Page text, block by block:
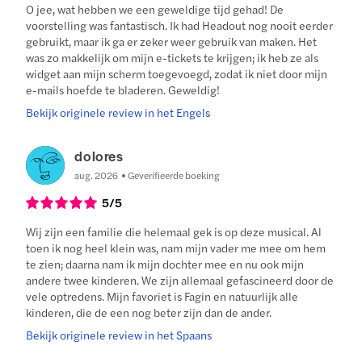
O jee, wat hebben we een geweldige tijd gehad! De
voorstelling was fantastisch. Ik had Headout nog nooit eerder
gebruikt, maar ik ga er zeker weer gebruik van maken. Het
was zo makkelijk om mijn e-tickets te krijgen; ik heb ze als
widget aan mijn scherm toegevoegd, zodat ik niet door mijn
e-mails hoefde te bladeren. Geweldig!
Bekijk originele review in het Engels
dolores
aug. 2026 Geverifieerde boeking
5/5
Wij zijn een familie die helemaal gek is op deze musical. Al
toen ik nog heel klein was, nam mijn vader me mee om hem
te zien; daarna nam ik mijn dochter mee en nu ook mijn
andere twee kinderen. We zijn allemaal gefascineerd door de
vele optredens. Mijn favoriet is Fagin en natuurlijk alle
kinderen, die de een nog beter zijn dan de ander.
Bekijk originele review in het Spaans